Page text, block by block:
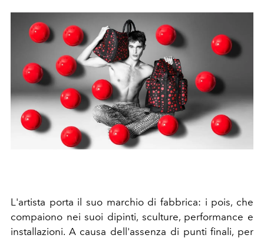
L'artista porta il suo marchio di fabbrica: i pois, che
compaiono nei suoi dipinti, sculture, performance e
installazioni. A causa dell'assenza di punti finali, per